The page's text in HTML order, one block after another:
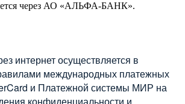
через АО «АЛЬФА-БАНК».
интернет осуществляется в
международных платежных
и Платежной системы МИР на